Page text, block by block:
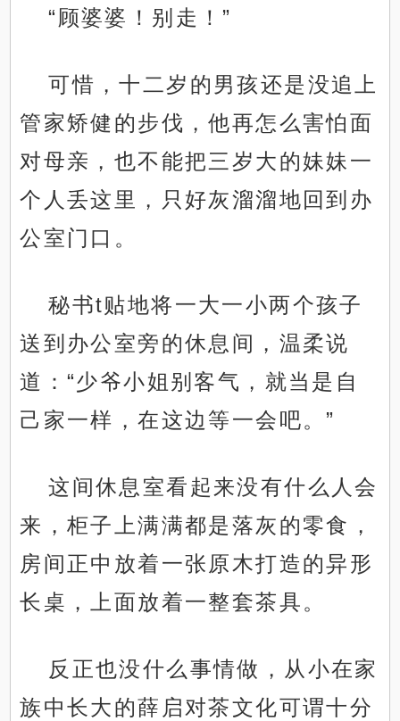
“顾婆婆！别走！”
可惜，十二岁的男孩还是没追上
管家矫健的步伐，他再怎么害怕面
对母亲，也不能把三岁大的妹妹一
个人丢这里，只好灰溜溜地回到办
公室门口。
秘书t贴地将一大一小两个孩子
送到办公室旁的休息间，温柔说
道：“少爷小姐别客气，就当是自
己家一样，在这边等一会吧。”
这间休息室看起来没有什么人会
来，柜子上满满都是落灰的零食，
房间正中放着一张原木打造的异形
长桌，上面放着一整套茶具。
反正也没什么事情做，从小在家
族中长大的薛启对茶文化可谓十分